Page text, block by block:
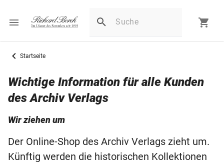
Startseite
Wichtige Information für alle Kunden
des Archiv Verlags
Wir ziehen um
Der Online-Shop des Archiv Verlags zieht um.
Künftig werden die historischen Kollektionen